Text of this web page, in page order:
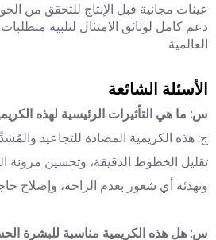
عينات مجانية قبل الإنتاج للتحقق من
دعم كامل لوثائق الامتثال لتلبية
العالمية
الأسئلة الشائعة
س: ما هي التأثيرات الرئيسية لهذه
ج: هذه الكريمية المضادة للتجاعيد
تقليل الخطوط الدقيقة، وتحسين مرونة
وتهدئة أي شعور بعدم الراحة، وإصلاح
س: هل هذه الكريمية مناسبة للبشرة